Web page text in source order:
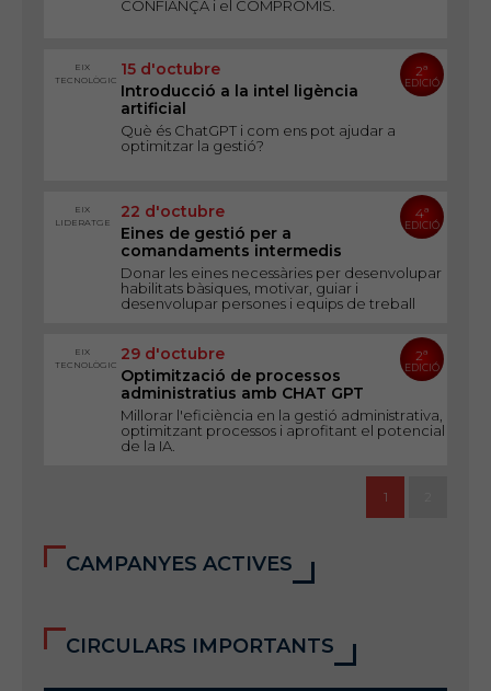
CONFIANÇA i el COMPROMÍS.
EIX
TECNOLÒGIC
15 d'octubre
Introducció a la intel ligència
artificial
Què és ChatGPT i com ens pot ajudar a
optimitzar la gestió?
2ª
EDICIÓ
EIX
LIDERATGE
22 d'octubre
Eines de gestió per a
comandaments intermedis
Donar les eines necessàries per desenvolupar
habilitats bàsiques, motivar, guiar i
desenvolupar persones i equips de treball
4ª
EDICIÓ
EIX
TECNOLÒGIC
29 d'octubre
Optimització de processos
administratius amb CHAT GPT
Millorar l'eficiència en la gestió administrativa,
optimitzant processos i aprofitant el potencial
de la IA.
2ª
EDICIÓ
1
CAMPANYES ACTIVES
CIRCULARS IMPORTANTS